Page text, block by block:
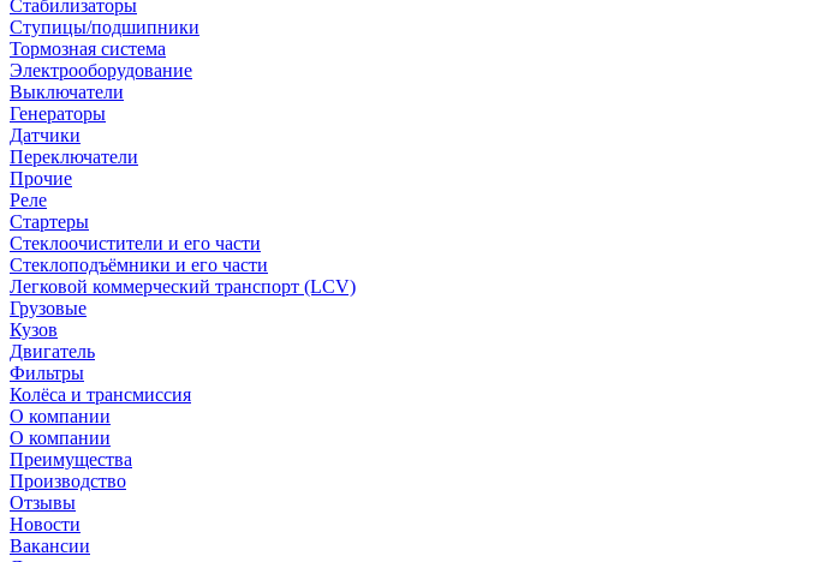
Стабилизаторы
Ступицы/подшипники
Тормозная система
Электрооборудование
Выключатели
Генераторы
Датчики
Переключатели
Прочие
Реле
Стартеры
Стеклоочистители и его части
Стеклоподъёмники и его части
Легковой коммерческий транспорт (LCV)
Грузовые
Кузов
Двигатель
Фильтры
Колёса и трансмиссия
О компании
О компании
Преимущества
Производство
Отзывы
Новости
Вакансии